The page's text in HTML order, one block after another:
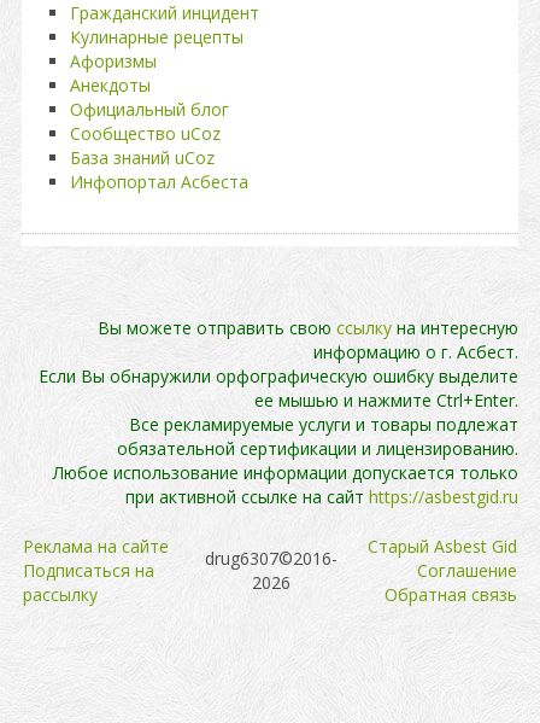
Гражданский инцидент
Кулинарные рецепты
Афоризмы
Анекдоты
Официальный блог
Сообщество uCoz
База знаний uCoz
Инфопортал Асбеста
Вы можете отправить свою ссылку на интересную
информацию о г. Асбест.
Если Вы обнаружили орфографическую ошибку выделите
ее мышью и нажмите Ctrl+Enter.
Все рекламируемые услуги и товары подлежат
обязательной сертификации и лицензированию.
Любое использование информации допускается только
при активной ссылке на сайт https://asbestgid.ru
Реклама на сайте
Подписаться на
рассылку
drug6307©2016-
2026
Cтарый Asbest Gid
Cоглашение
Обратная связь